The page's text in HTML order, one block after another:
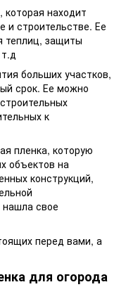
находит
и строительстве. Ее
теплиц, защиты
больших участков,
срок. Ее можно
к
пленка, которую
объектов на
конструкций,
нашла свое
перед вами, а
для огорода